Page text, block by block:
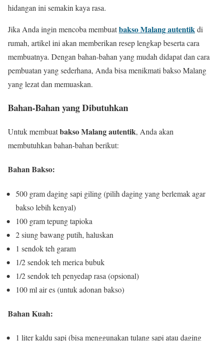
hidangan ini semakin kaya rasa.
Jika Anda ingin mencoba membuatbakso Malang autentikdi
rumah, artikel ini akan memberikan resep lengkap beserta cara
membuatnya. Dengan bahan-bahan yang mudah didapat dan cara
pembuatan yang sederhana, Anda bisa menikmati bakso Malang
yang lezat dan memuaskan.
Bahan-Bahan yang Dibutuhkan
Untuk membuatbakso Malang autentik, Anda akan
membutuhkan bahan-bahan berikut:
Bahan Bakso:
500 gram daging sapi giling (pilih daging yang berlemak agar
bakso lebih kenyal)
100 gram tepung tapioka
2 siung bawang putih, haluskan
1 sendok teh garam
1/2 sendok teh merica bubuk
1/2 sendok teh penyedap rasa (opsional)
100 ml air es (untuk adonan bakso)
Bahan Kuah:
1 liter kaldu sapi (bisa menggunakan tulang sapi atau daging